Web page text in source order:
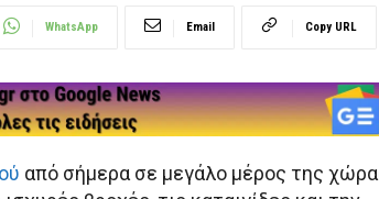
WhatsApp Email Copy URL
από σήμερα σε μεγάλο μέρος της